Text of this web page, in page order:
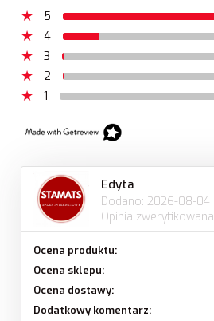
5
4
3
2
1
Edyta
Dodano: 2026-08-04
Opinia zweryfikowana
Ocena produktu:
Ocena sklepu:
Ocena dostawy:
Dodatkowy komentarz: